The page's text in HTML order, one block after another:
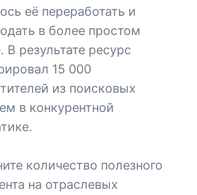
её переработать и
в более простом
В результате ресурс
15 000
из поисковых
в конкурентной
количество полезного
на отраслевых